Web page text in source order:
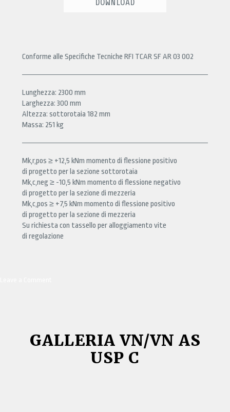
DOWNLOAD
Conforme alle Specifiche Tecniche RFI TCAR SF AR 03 002
Lunghezza: 2300 mm
Larghezza: 300 mm
Altezza: sottorotaia 182 mm
Massa: 251 kg
Mk,r,pos ≥ +12,5 kNm momento di flessione positivo
di progetto per la sezione sottorotaia
Mk,c,neg ≥ -10,5 kNm momento di flessione negativo
di progetto per la sezione di mezzeria
Mk,c,pos ≥ +7,5 kNm momento di flessione positivo
di progetto per la sezione di mezzeria
Su richiesta con tassello per alloggiamento vite
di regolazione
GALLERIA VN/VN AS
USP C